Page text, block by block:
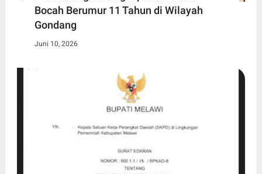
Bocah Berumur 11 Tahun di Wilayah
Gondang
Juni 10, 2026